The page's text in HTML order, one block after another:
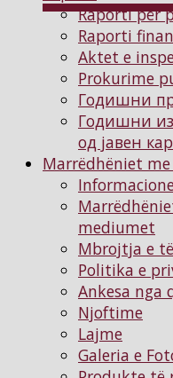
Raporti për
Raporti
Aktet e
Prokurime
Годишни
Годишни
од јавен
Marrëdhëniet
mediumet
Mbrojtja e
Politika e
Ankesa nga
Njoftimе
Lajme
Galeria e